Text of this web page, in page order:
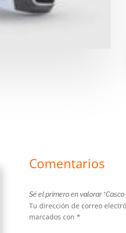
Comentarios
Sé el primero en valorar
Tu dirección de correo
marcados con*